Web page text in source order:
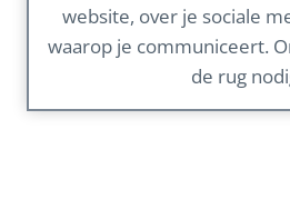
website, over je sociale
waarop je communiceert.
de rug